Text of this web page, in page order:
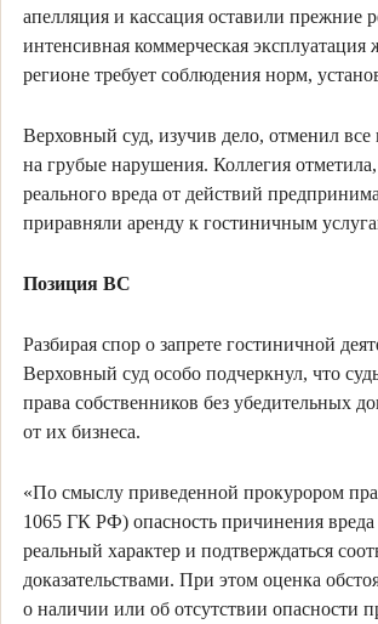
апелляция и кассация оставили прежние
интенсивная коммерческая
регионе требует соблюдения норм,
Верховный суд, изучив дело, отменил
на грубые нарушения. Коллегия
реального вреда от действий
приравняли аренду к гостиничным
Позиция ВС
Разбирая спор о запрете гостиничной
Верховный суд особо подчеркнул, что
права собственников без убедительных
от их бизнеса.
«По смыслу приведенной прокурором
1065 ГК РФ) опасность причинения
реальный характер и подтверждаться
доказательствами. При этом оценка
о наличии или об отсутствии опасности